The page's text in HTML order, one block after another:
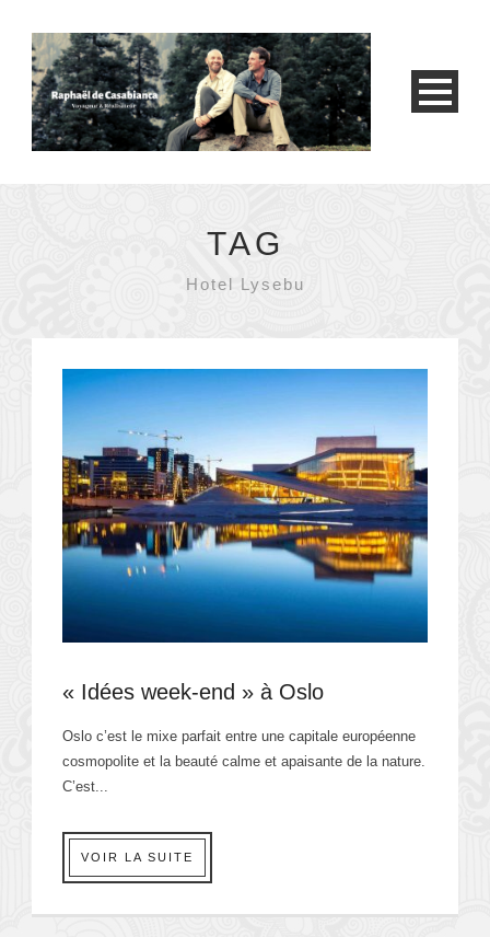
TAG
Hotel Lysebu
« Idées week-end » à Oslo
Oslo c’est le mixe parfait entre une capitale européenne
cosmopolite et la beauté calme et apaisante de la nature.
C’est...
VOIR LA SUITE